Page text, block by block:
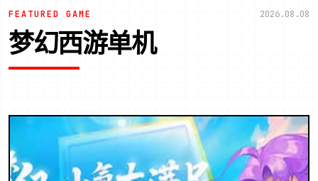
FEATURED GAME 2026.08.08
梦幻西游单机